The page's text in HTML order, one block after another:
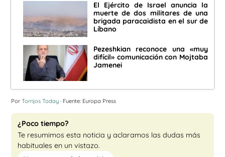
El Ejército de Israel anuncia la
muerte de dos militares de una
brigada paracaidista en el sur de
Líbano
Pezeshkian reconoce una «muy
difícil» comunicación con Mojtaba
Jamenei
Por Torrijos Today · Fuente: Europa Press
¿Poco tiempo?
Te resumimos esta noticia y aclaramos las dudas más
habituales en un vistazo.